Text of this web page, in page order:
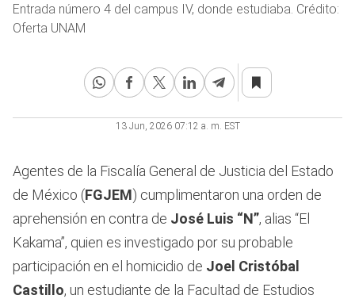
Entrada número 4 del campus IV, donde estudiaba. Crédito:
Oferta UNAM
13 Jun, 2026 07:12 a. m. EST
Agentes de la Fiscalía General de Justicia del Estado
de México (FGJEM) cumplimentaron una orden de
aprehensión en contra de José Luis “N”, alias “El
Kakama”, quien es investigado por su probable
participación en el homicidio de Joel Cristóbal
Castillo, un estudiante de la Facultad de Estudios